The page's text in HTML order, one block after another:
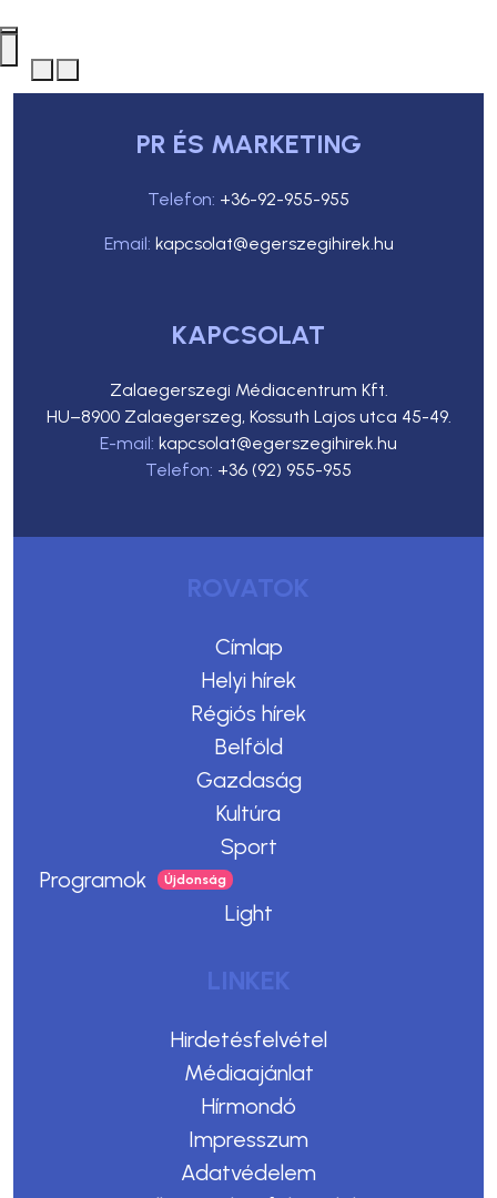
PR ÉS MARKETING
Telefon: +36-92-955-955
Email: kapcsolat@egerszegihirek.hu
KAPCSOLAT
Zalaegerszegi Médiacentrum Kft.
HU–8900 Zalaegerszeg, Kossuth Lajos utca 45-49.
E-mail: kapcsolat@egerszegihirek.hu
Telefon: +36 (92) 955-955
ROVATOK
Címlap
Helyi hírek
Régiós hírek
Belföld
Gazdaság
Kultúra
Sport
Programok
Light
LINKEK
Hirdetésfelvétel
Médiaajánlat
Hírmondó
Impresszum
Adatvédelem